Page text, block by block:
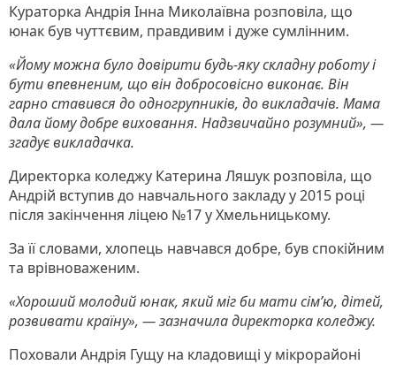
Кураторка Андрія Інна Миколаївна розповіла, що
юнак був чуттєвим, правдивим і дуже сумлінним.
«Йому можна було довірити будь-яку складну роботу і
бути впевненим, що він добросовісно виконає. Він
гарно ставився до одногрупників, до викладачів. Мама
дала йому добре виховання. Надзвичайно розумний», —
згадує викладачка.
Директорка коледжу Катерина Ляшук розповіла, що
Андрій вступив до навчального закладу у 2015 році
після закінчення ліцею №17 у Хмельницькому.
За її словами, хлопець навчався добре, був спокійним
та врівноваженим.
«Хороший молодий юнак, який міг би мати сім’ю, дітей,
розвивати країну», — зазначила директорка коледжу.
Поховали Андрія Гущу на кладовищі у мікрорайоні